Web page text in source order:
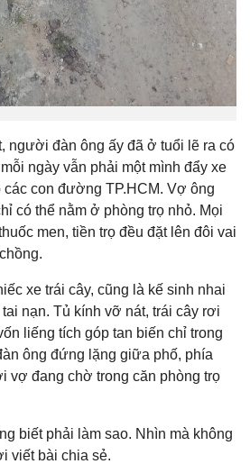
người đàn ông ấy đã ở tuổi lẽ ra có
ngày vẫn phải một mình đẩy xe
các con đường TP.HCM. Vợ ông
có thể nằm ở phòng trọ nhỏ. Mọi
men, tiền trọ đều đặt lên đôi vai
xe trái cây, cũng là kế sinh nhai
nạn. Tủ kính vỡ nát, trái cây rơi
liếng tích góp tan biến chỉ trong
ông đứng lặng giữa phố, phía
vợ đang chờ trong căn phòng trọ
biết phải làm sao. Nhìn mà không
viết bài chia sẻ.